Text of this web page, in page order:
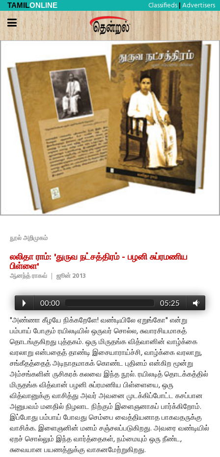
TAMILONLINE Classifieds | Advertisers
நூல் அறிமுகம்
லலிதா ராம்: 'துருவ நட்சத்திரம் - பழனி சுப்ரமணிய
பிள்ளை'
ஆனந்த் ராகவ் | ஜூன் 2013
00:00 05:25
"அண்ணா கீழயே நிக்கறேளே! வண்டியிலே ஏறுங்கோ" என்று
பம்பாய் போகும் ரயிலடியில் ஒருவர் சொல்ல, சுவாரசியமாகத்
தொடங்குகிறது புத்தகம். ஒரு மிருதங்க வித்வானின் வாழ்க்கை
வரலாறு என்பதைத் தாண்டி இசையாராய்ச்சி, வாழ்க்கை வரலாறு,
சங்கீதத்தைத் அடிநாதமாகக் கொண்ட புதினம் என்கிற மூன்று
அம்சங்களின் ருசிகரக் கலவை இந்த நூல். ரயிலடித் தொடக்கத்தில்
மிருதங்க வித்வான் பழனி சுப்ரமணிய பிள்ளையை, ஒரு
வித்வானுக்கு வாசித்து அவர் அவனை முடக்கிப்போட்ட கசப்பான
அனுபவம் மனதில் நிழலாட நிற்கும் இளைஞனாகப் பார்க்கிறோம்.
இப்போது பம்பாய் போவது செம்பை வைத்தியனாத பாகவதருக்கு
வாசிக்க. இளைஞனின் மனம் சஞ்சலப்படுகிறது. அவரை வண்டியில்
ஏறச் சொல்லும் இந்த வார்த்தைகள், நம்மையும் ஒரு நீண்ட,
சுவையான பயணத்துக்கு வாகனமேற்றுகிறது.